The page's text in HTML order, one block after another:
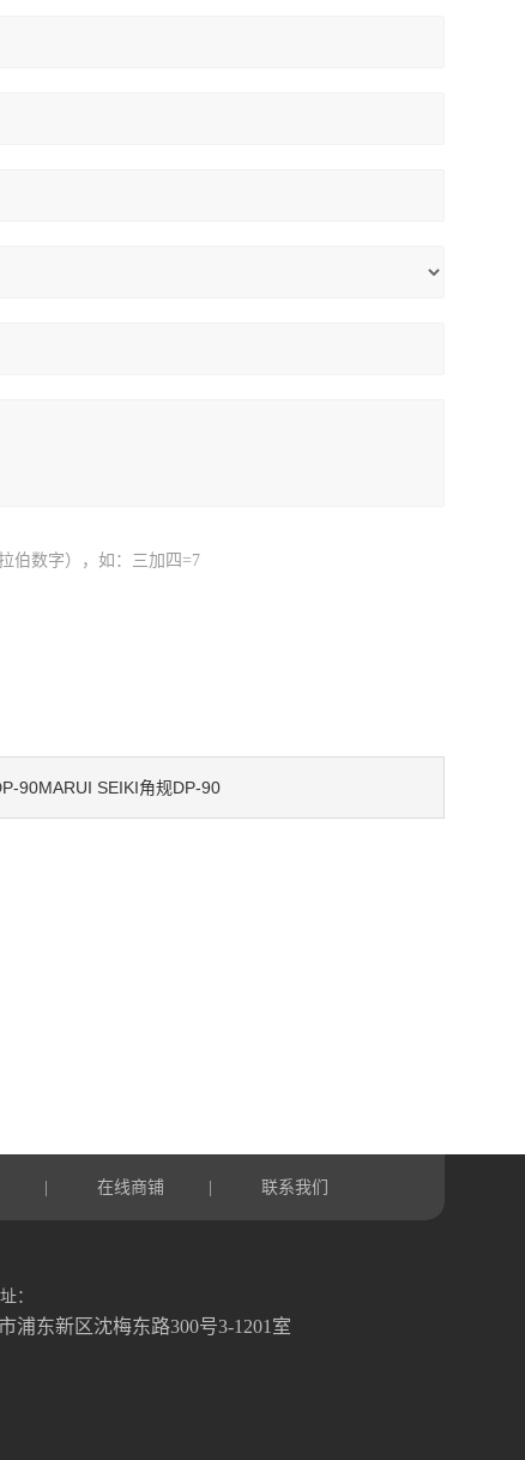
伯数字），如：三加四=7
90MARUI SEIKI角规DP-90
在线商铺 联系我们
：
市浦东新区沈梅东路300号3-1201室